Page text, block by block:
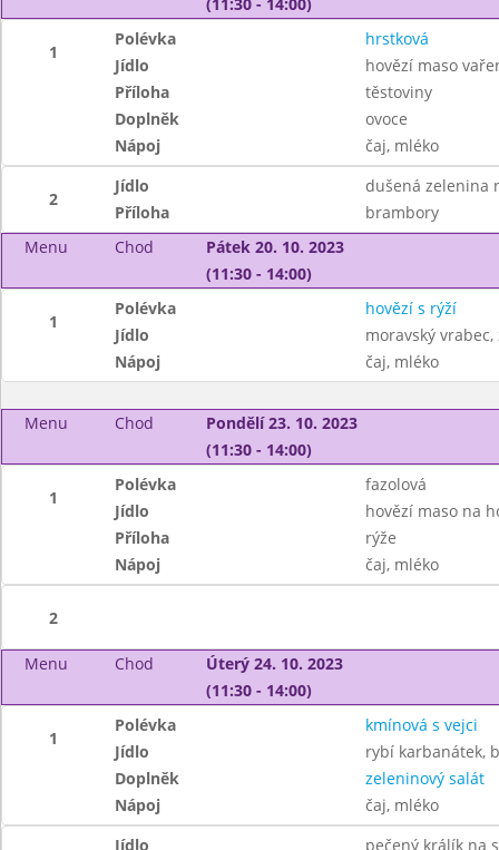
1
Polévka
hrstková
Jídlo
hovězí maso
Příloha
těstoviny
Doplněk
ovoce
Nápoj
čaj, mléko
2
Jídlo
dušená zelenina
Příloha
brambory
Menu
Chod
Pátek 20. 10. 2023
(11:30 - 14:00)
1
Polévka
hovězí s rýží
Jídlo
moravský
Nápoj
čaj, mléko
Menu Chod
Pondělí 23. 10. 2023
(11:30 - 14:00)
1
Polévka
fazolová
Jídlo
hovězí maso na
Příloha
rýže
Nápoj
čaj, mléko
2
Menu Chod
Úterý 24. 10. 2023
(11:30 - 14:00)
1
Polévka
kmínová s vejci
Jídlo
rybí karbanátek,
Doplněk
zeleninový salát
Nápoj
čaj, mléko
Jídlo pečený králík na